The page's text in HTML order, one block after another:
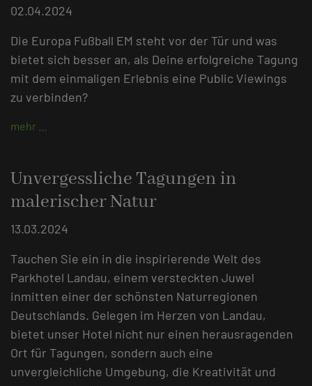
02.04.2024
Die Europa Fußball EM steht vor der Tür und was
bietet sich besser an, als Deine erfolgreiche Tagung
mit dem einmaligen Erlebnis eine Public Viewings
zu verbinden?
mehr …
Unvergessliche Tagungen in
malerischer Natur
13.03.2024
Tauchen Sie ein in die inspirierende Welt des
Parkhotel Landau, einem versteckten Juwel
inmitten einer der schönsten Naturregionen
Deutschlands. Gelegen im Herzen von Landau,
bietet unser Hotel nicht nur einen herausragenden
Ort für Tagungen, sondern auch eine
unvergleichliche Umgebung, die Kreativität und